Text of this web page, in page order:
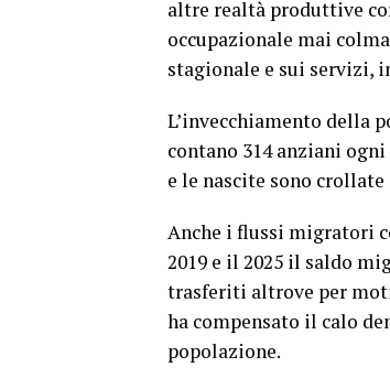
altre realtà produttive
occupazionale mai
stagionale e sui servizi,
L’invecchiamento della
contano 314 anziani
e le nascite sono
Anche i flussi migratori
2019 e il 2025 il saldo
trasferiti altrove per
ha compensato il calo
popolazione.